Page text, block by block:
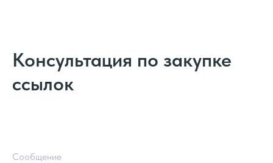
Консультация по закупке
ссылок
Сообщение